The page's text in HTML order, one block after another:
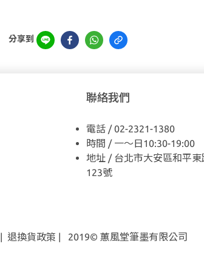
分享到
聯絡我們
電話 / 02-2321-1380
時間 / 一～日10:30-19:00
地址 / 台北市大安區和平東
123號
| 退換貨政策 | 2019© 蕙風堂筆墨有限公司